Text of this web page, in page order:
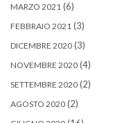
MARZO 2021 (6)
FEBBRAIO 2021 (3)
DICEMBRE 2020 (3)
NOVEMBRE 2020 (4)
SETTEMBRE 2020 (2)
AGOSTO 2020 (2)